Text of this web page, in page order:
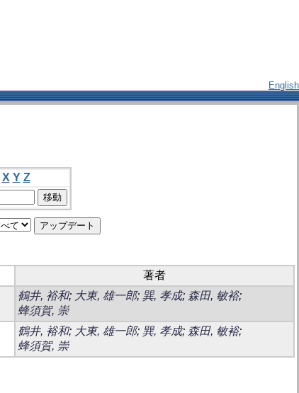
English
X Y Z
著者
鶴井, 裕和; 大東, 雄一郎; 巽, 孝成; 森田, 敏裕;
蜂須賀, 崇
鶴井, 裕和; 大東, 雄一郎; 巽, 孝成; 森田, 敏裕;
蜂須賀, 崇